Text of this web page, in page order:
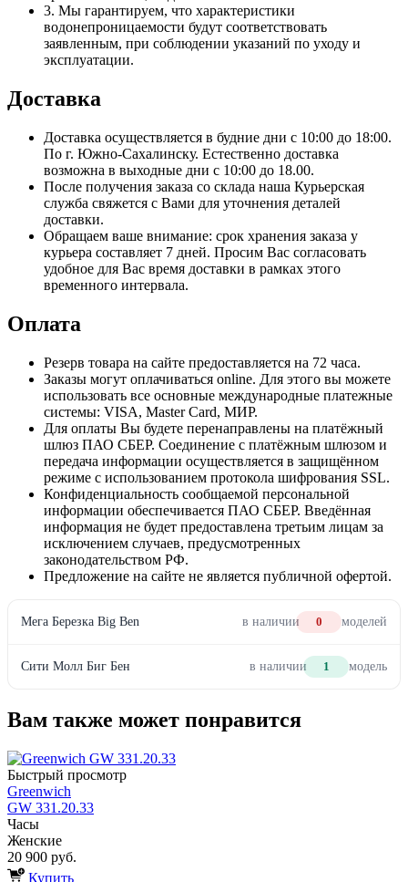
3. Мы гарантируем, что характеристики
водонепроницаемости будут соответствовать
заявленным, при соблюдении указаний по уходу и
эксплуатации.
Доставка
Доставка осуществляется в будние дни с 10:00 до 18:00.
По г. Южно-Сахалинску. Естественно доставка
возможна в выходные дни с 10:00 до 18.00.
После получения заказа со склада наша Курьерская
служба свяжется с Вами для уточнения деталей
доставки.
Обращаем ваше внимание: срок хранения заказа у
курьера составляет 7 дней. Просим Вас согласовать
удобное для Вас время доставки в рамках этого
временного интервала.
Оплата
Резерв товара на сайте предоставляется на 72 часа.
Заказы могут оплачиваться online. Для этого вы можете
использовать все основные международные платежные
системы: VISA, Master Card, МИР.
Для оплаты Вы будете перенаправлены на платёжный
шлюз ПАО СБЕР. Соединение с платёжным шлюзом и
передача информации осуществляется в защищённом
режиме с использованием протокола шифрования SSL.
Конфиденциальность сообщаемой персональной
информации обеспечивается ПАО СБЕР. Введённая
информация не будет предоставлена третьим лицам за
исключением случаев, предусмотренных
законодательством РФ.
Предложение на сайте не является публичной офертой.
Мега Березка Big Ben в наличии 0 моделей
Сити Молл Биг Бен в наличии 1 модель
Вам также может понравится
Быстрый просмотр
Greenwich
GW 331.20.33
Часы
Женские
20 900 руб.
Купить